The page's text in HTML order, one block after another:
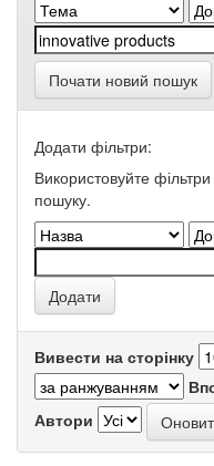
Почати новий пошук
Додати фільтри:
Використовуйте
пошуку.
Вивести на сторінку
Автори